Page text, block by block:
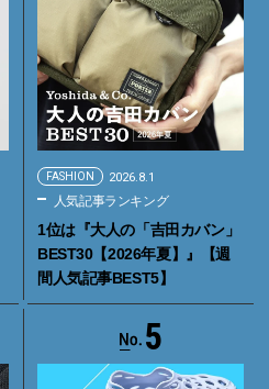
FASHION 2026.8.1
人気記事ランキング
1位は『大人の「吉田カバン」
BEST30【2026年夏】』【週
間人気記事BEST5】
5